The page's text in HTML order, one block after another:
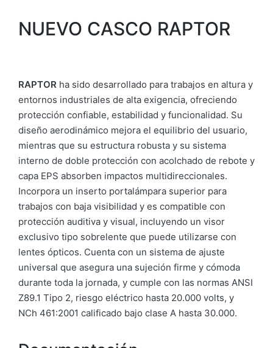
NUEVO CASCO RAPTOR
RAPTOR ha sido desarrollado para trabajos en altura y
entornos industriales de alta exigencia, ofreciendo
protección confiable, estabilidad y funcionalidad. Su
diseño aerodinámico mejora el equilibrio del usuario,
mientras que su estructura robusta y su sistema
interno de doble protección con acolchado de rebote y
capa EPS absorben impactos multidireccionales.
Incorpora un inserto portalámpara superior para
trabajos con baja visibilidad y es compatible con
protección auditiva y visual, incluyendo un visor
exclusivo tipo sobrelente que puede utilizarse con
lentes ópticos. Cuenta con un sistema de ajuste
universal que asegura una sujeción firme y cómoda
durante toda la jornada, y cumple con las normas ANSI
Z89.1 Tipo 2, riesgo eléctrico hasta 20.000 volts, y
NCh 461:2001 calificado bajo clase A hasta 30.000.